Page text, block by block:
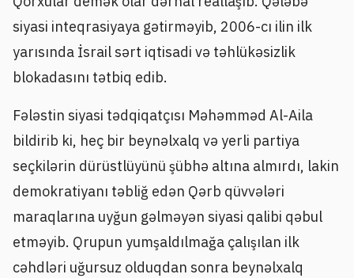
siyasi inteqrasiyaya gətirməyib, 2006-cı ilin ilk
yarısında İsrail sərt iqtisadi və təhlükəsizlik
blokadasını tətbiq edib.
Fələstin siyasi tədqiqatçısı Məhəmməd Al-Aila
bildirib ki, heç bir beynəlxalq və yerli partiya
seçkilərin dürüstlüyünü şübhə altına almırdı, lakin
demokratiyanı təbliğ edən Qərb qüvvələri
maraqlarına uyğun gəlməyən siyasi qalibi qəbul
etməyib. Qrupun yumşaldılmağa çalışılan ilk
cəhdləri uğursuz olduqdan sonra beynəlxalq